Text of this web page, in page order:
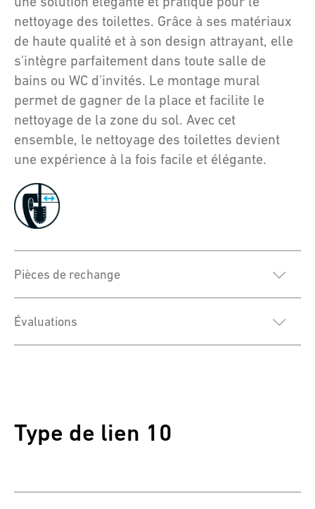
nettoyage des toilettes. Grâce à ses matériaux
de haute qualité et à son design attrayant, elle
s'intègre parfaitement dans toute salle de
bains ou WC d'invités. Le montage mural
permet de gagner de la place et facilite le
nettoyage de la zone du sol. Avec cet
ensemble, le nettoyage des toilettes devient
une expérience à la fois facile et élégante.
Pièces de rechange
Évaluations
Type de lien 10